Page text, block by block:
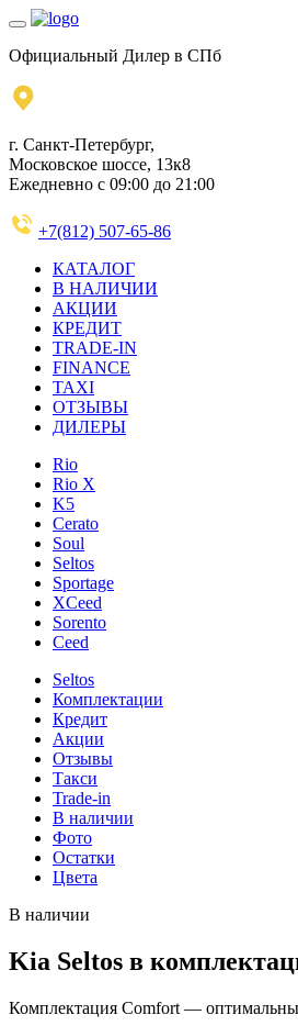
Официальный Дилер в СПб
г. Санкт-Петербург,
Московское шоссе, 13к8
Ежедневно с 09:00 до 21:00
+7(812) 507-65-86
КАТАЛОГ
В НАЛИЧИИ
АКЦИИ
КРЕДИТ
TRADE-IN
FINANCE
TAXI
ОТЗЫВЫ
ДИЛЕРЫ
Rio
Rio X
K5
Cerato
Soul
Seltos
Sportage
XCeed
Sorento
Ceed
Seltos
Комплектации
Кредит
Акции
Отзывы
Такси
Trade-in
В наличии
Фото
Остатки
Цвета
В наличии
Kia Seltos в
Комплектация Comfort —